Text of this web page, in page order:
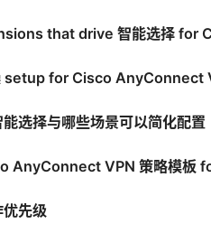
that drive 智能选择 for
for Cisco AnyConnect
选择与哪些场景可以简化配置
AnyConnect VPN 策略模板
先级